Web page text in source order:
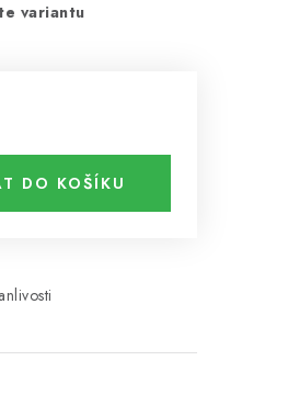
variantu
DO KOŠÍKU